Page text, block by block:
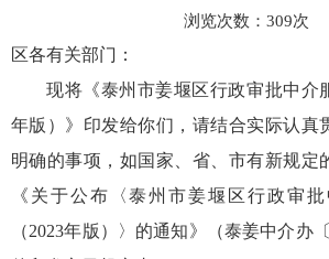
浏览次数： 309次
区各有关部门：
现将《泰州市姜堰区行政审批中介
年版）》印发给你们，请结合实际认真
明确的事项，如国家、省、市有新规定
《关于公布〈泰州市姜堰区行政审
（2023年版）〉的通知》（泰姜中介办